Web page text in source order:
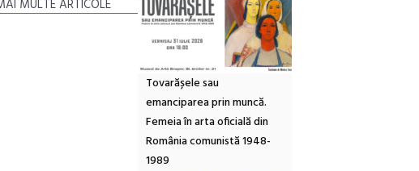
MULTE ARTICOLE
Tovarășele sau
emanciparea prin muncă.
Femeia în arta oficială din
România comunistă 1948-
1989